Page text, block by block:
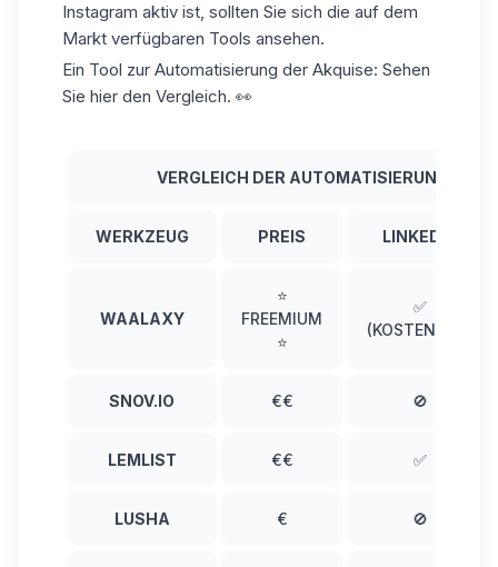
Instagram aktiv ist, sollten Sie sich die auf dem
Markt verfügbaren Tools ansehen.
Ein Tool zur Automatisierung der Akquise: Sehen
Sie hier den Vergleich. 👀
VERGLEICH DER
WERKZEUG PREIS LINKEDIN
WAALAXY
⭐
FREEMIUM
⭐
✅
(KOSTENLOS)
SNOV.IO €€ 🚫
LEMLIST €€ ✅
LUSHA € 🚫